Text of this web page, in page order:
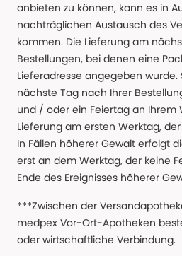
anbieten zu können, kann es in
nachträglichen Austausch des
kommen. Die Lieferung am
Bestellungen, bei denen eine
Lieferadresse angegeben
nächste Tag nach Ihrer
und / oder ein Feiertag an Ihrem
Lieferung am ersten Werktag,
In Fällen höherer Gewalt erfolgt
erst an dem Werktag, der keine
Ende des Ereignisses höherer
***Zwischen der
medpex Vor-Ort-Apotheken
oder wirtschaftliche Verbindung.